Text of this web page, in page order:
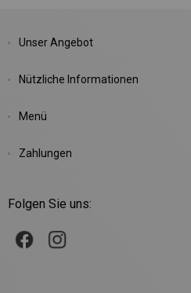
Unser Angebot
Nützliche Informationen
Menü
Zahlungen
Folgen Sie uns: